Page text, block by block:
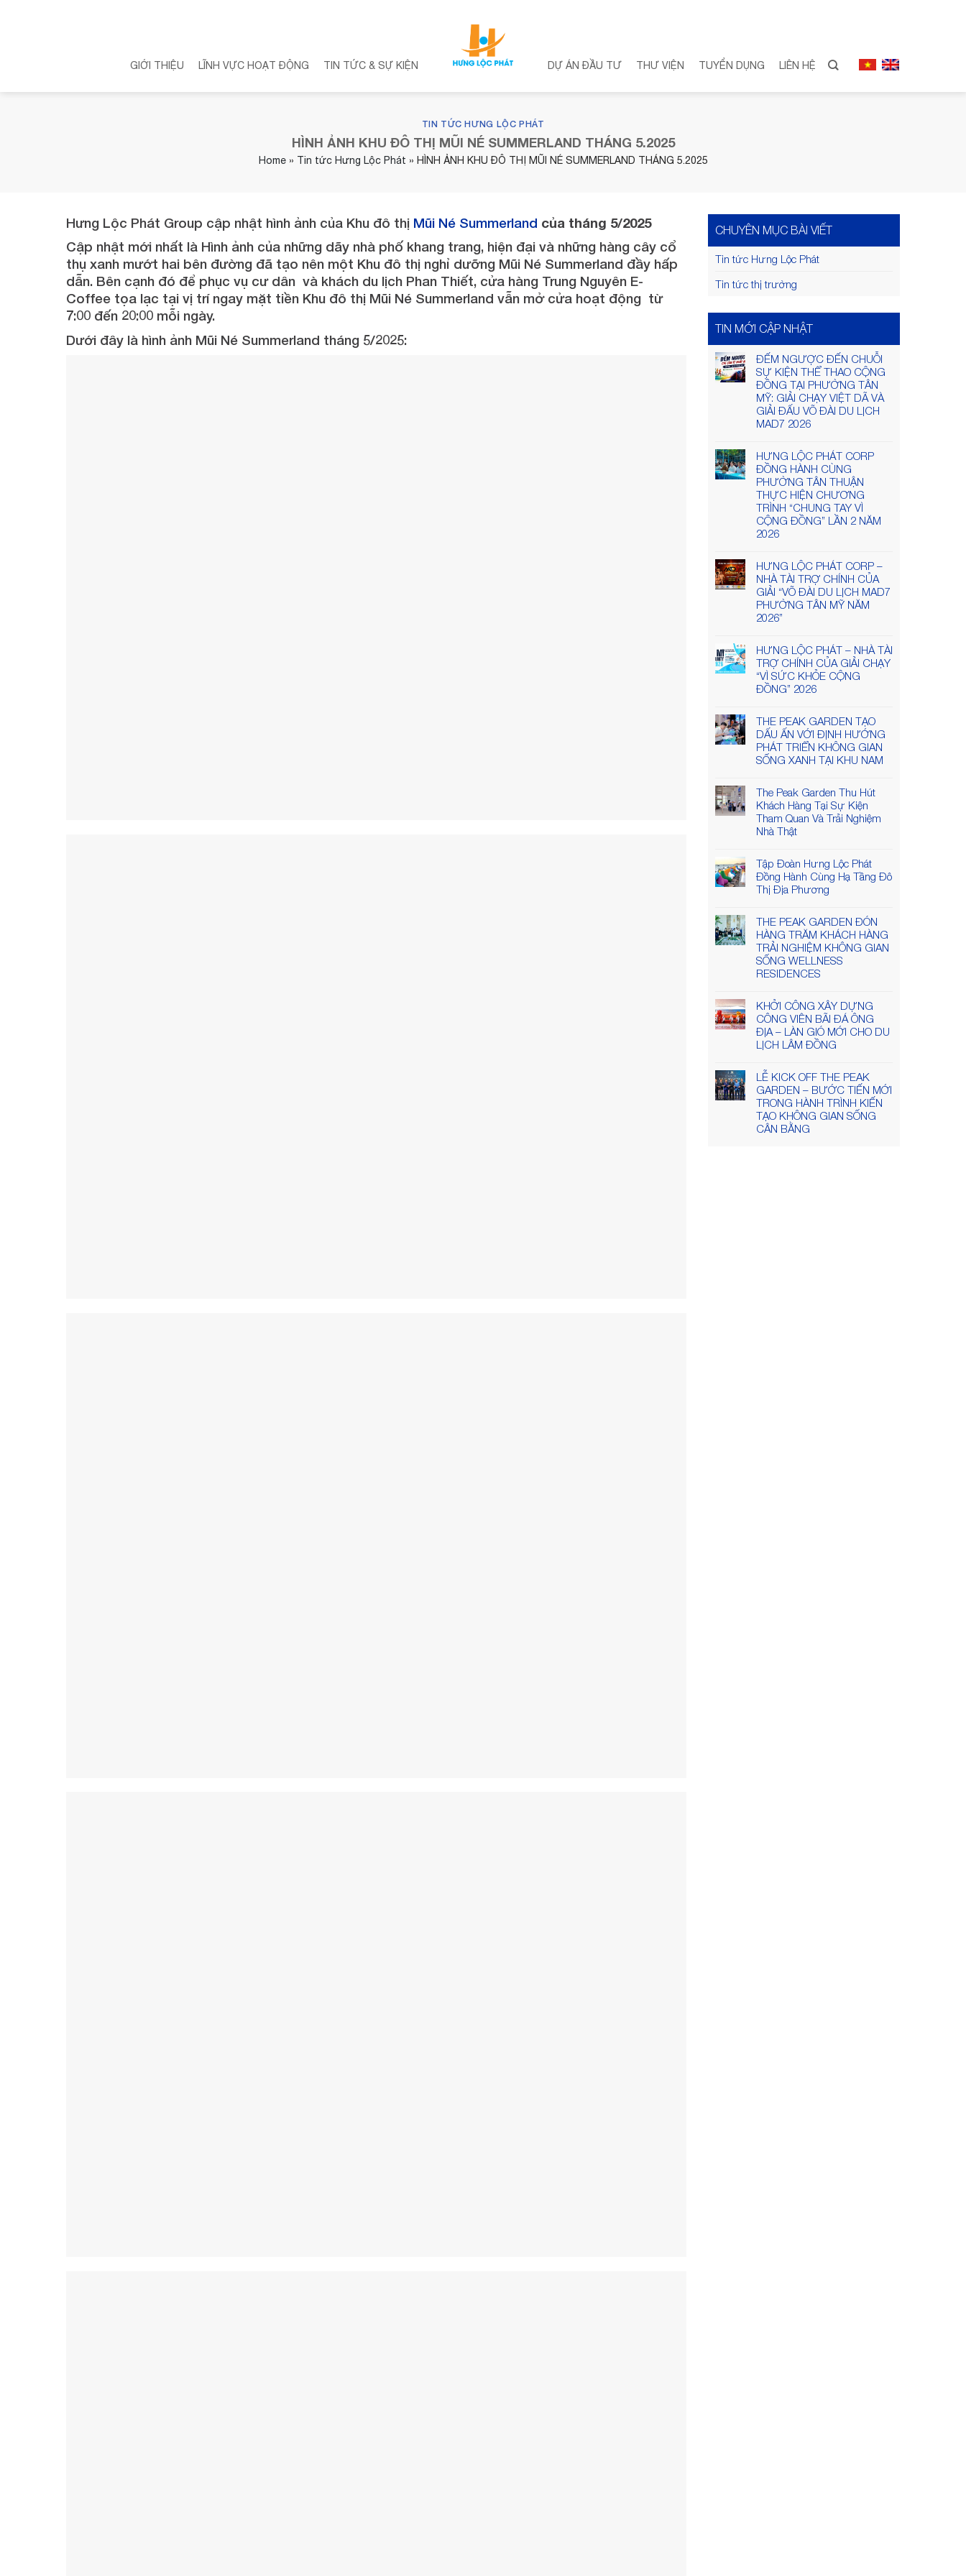
GIỚI THIỆU LĨNH VỰC HOẠT ĐỘNG TIN TỨC & SỰ KIỆN DỰ ÁN ĐẦU TƯ THƯ VIỆN TUYỂN DỤNG LIÊN HỆ
TIN TỨC HƯNG LỘC PHÁT
HÌNH ẢNH KHU ĐÔ THỊ MŨI NÉ SUMMERLAND THÁNG 5.2025
Home» Tin tức Hưng Lộc Phát » HÌNH ẢNH KHU ĐÔ THỊ MŨI NÉ SUMMERLAND THÁNG 5.2025
Hưng Lộc Phát Group cập nhật hình ảnh của Khu đô thị Mũi Né Summerland của tháng 5/2025
Cập nhật mới nhất là Hình ảnh của những dãy nhà phố khang trang, hiện đại và những hàng cây cổ
thụ xanh mướt hai bên đường đã tạo nên một Khu đô thị nghỉ dưỡng Mũi Né Summerland đầy hấp
dẫn. Bên cạnh đó để phục vụ cư dân và khách du lịch Phan Thiết, cửa hàng Trung Nguyên E-
Coffee tọa lạc tại vị trí ngay mặt tiền Khu đô thị Mũi Né Summerland vẫn mở cửa hoạt động từ
7:00 đến 20:00 mỗi ngày.
Dưới đây là hình ảnh Mũi Né Summerland tháng 5/2025:
CHUYÊN MỤC BÀI VIẾT
Tin tức Hưng Lộc Phát
Tin tức thị trường
TIN MỚI CẬP NHẬT
ĐẾM NGƯỢC ĐẾN CHUỖI
SỰ KIỆN THỂ THAO CỘNG
ĐỒNG TẠI PHƯỜNG TÂN
MỸ: GIẢI CHẠY VIỆT DÃ VÀ
GIẢI ĐẤU VÕ ĐÀI DU LỊCH
MAD7 2026
HƯNG LỘC PHÁT CORP
ĐỒNG HÀNH CÙNG
PHƯỜNG TÂN THUẬN
THỰC HIỆN CHƯƠNG
TRÌNH “CHUNG TAY VÌ
CỘNG ĐỒNG” LẦN 2 NĂM
2026
HƯNG LỘC PHÁT CORP –
NHÀ TÀI TRỢ CHÍNH CỦA
GIẢI “VÕ ĐÀI DU LỊCH MAD7
PHƯỜNG TÂN MỸ NĂM
2026”
HƯNG LỘC PHÁT – NHÀ TÀI
TRỢ CHÍNH CỦA GIẢI CHẠY
“VÌ SỨC KHỎE CỘNG
ĐỒNG” 2026
THE PEAK GARDEN TẠO
DẤU ẤN VỚI ĐỊNH HƯỚNG
PHÁT TRIỂN KHÔNG GIAN
SỐNG XANH TẠI KHU NAM
The Peak Garden Thu Hút
Khách Hàng Tại Sự Kiện
Tham Quan Và Trải Nghiệm
Nhà Thật
Tập Đoàn Hưng Lộc Phát
Đồng Hành Cùng Hạ Tầng Đô
Thị Địa Phương
THE PEAK GARDEN ĐÓN
HÀNG TRĂM KHÁCH HÀNG
TRẢI NGHIỆM KHÔNG GIAN
SỐNG WELLNESS
RESIDENCES
KHỞI CÔNG XÂY DỰNG
CÔNG VIÊN BÃI ĐÁ ÔNG
ĐỊA – LÀN GIÓ MỚI CHO DU
LỊCH LÂM ĐỒNG
LỄ KICK OFF THE PEAK
GARDEN – BƯỚC TIẾN MỚI
TRONG HÀNH TRÌNH KIẾN
TẠO KHÔNG GIAN SỐNG
CÂN BẰNG